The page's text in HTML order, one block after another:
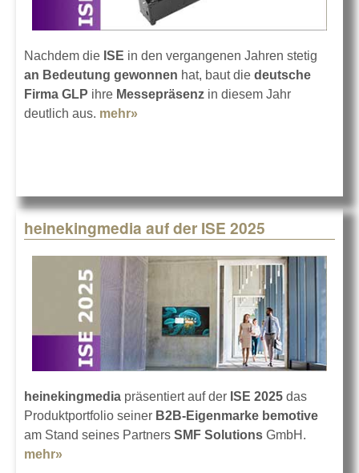
Nachdem die ISE in den vergangenen Jahren stetig
an Bedeutung gewonnen hat, baut die deutsche
Firma GLP ihre Messepräsenz in diesem Jahr
deutlich aus. mehr»
heinekingmedia auf der ISE 2025
heinekingmedia präsentiert auf der ISE 2025 das
Produktportfolio seiner B2B-Eigenmarke bemotive
am Stand seines Partners SMF Solutions GmbH.
mehr»